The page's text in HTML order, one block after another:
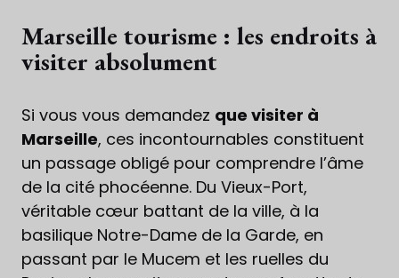
Marseille tourisme : les endroits à
visiter absolument
Si vous vous demandez que visiter à
Marseille, ces incontournables constituent
un passage obligé pour comprendre l’âme
de la cité phocéenne. Du Vieux-Port,
véritable cœur battant de la ville, à la
basilique Notre-Dame de la Garde, en
passant par le Mucem et les ruelles du